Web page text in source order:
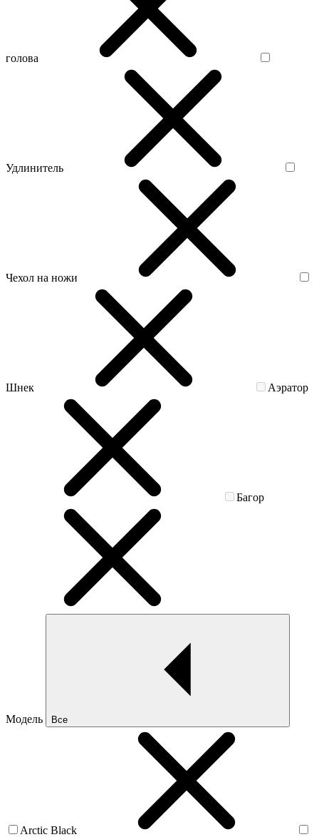
голова
Удлинитель
Чехол на ножи
Шнек Аэратор
Багор
Модель Все
Arctic Black